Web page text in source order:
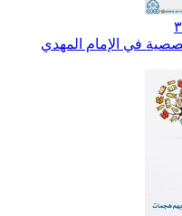
في الإمام المهدي